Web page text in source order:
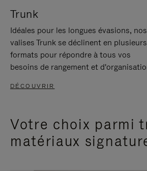
Trunk
Idéales pour les longues évasions, nos
valises Trunk se déclinent en plusieurs
formats pour répondre à tous vos
besoins de rangement et
DÉCOUVRIR
Votre choix parmi
matériaux